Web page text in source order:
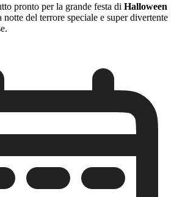
pronto per la grande festa di Halloween
notte del terrore speciale e super divertente